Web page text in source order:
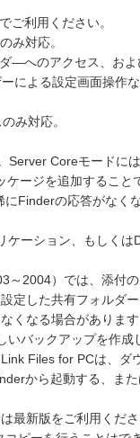
ご利用ください。
み対応。
―へのアクセス、およ
による設定画面操作
み対応。
Coreモードには
ージを追加すること
Finderの応答がなく
ーション、もしくは
～2004）では、添付
定した共有フォルダ
くなる場合がありま
バックアップを作成
Files for PCは、ダ
から起動する、ま
最新版をご利用くださ